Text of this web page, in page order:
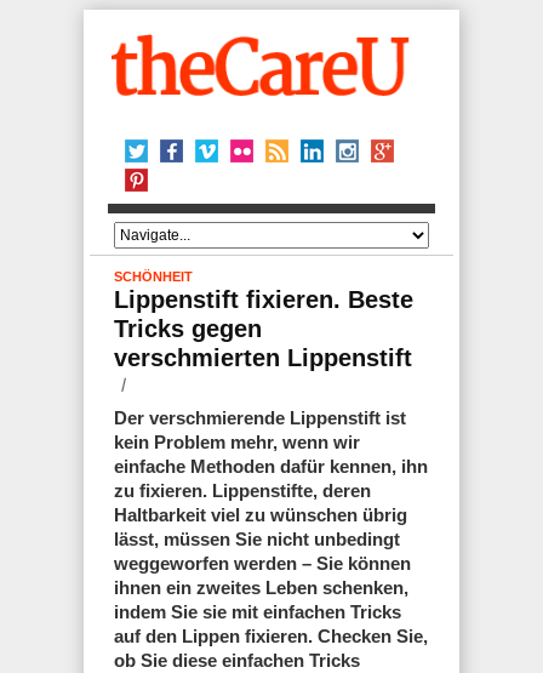
SCHÖNHEIT
Lippenstift fixieren. Beste
Tricks gegen
verschmierten Lippenstift
Der verschmierende Lippenstift ist
kein Problem mehr, wenn wir
einfache Methoden dafür kennen, ihn
zu fixieren. Lippenstifte, deren
Haltbarkeit viel zu wünschen übrig
lässt, müssen Sie nicht unbedingt
weggeworfen werden – Sie können
ihnen ein zweites Leben schenken,
indem Sie sie mit einfachen Tricks
auf den Lippen fixieren. Checken Sie,
ob Sie diese einfachen Tricks